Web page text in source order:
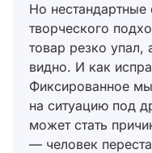
Но нестандартные
творческого
товар резко упал,
видно. И как
Фиксированное
на ситуацию под
может стать
— человек